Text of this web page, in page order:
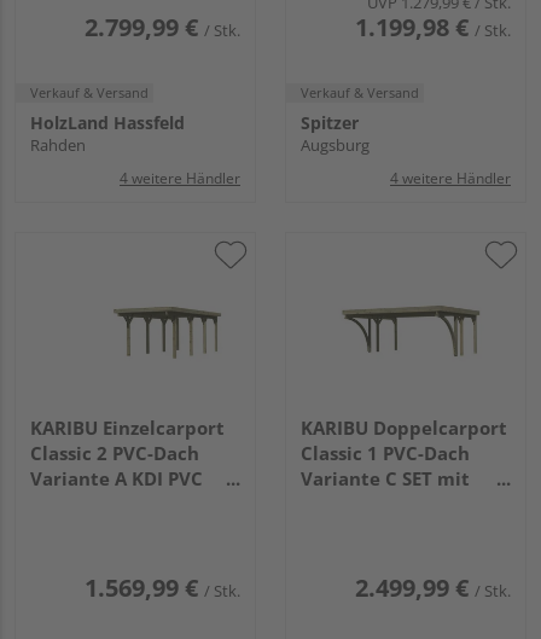
2.799,99 € / Stk.
Verkauf & Versand
HolzLand Hassfeld
Rahden
4 weitere Händler
1.199,98 € / Stk.
Verkauf & Versand
Spitzer
Augsburg
4 weitere Händler
KARIBU Einzelcarport
Classic 2 PVC-Dach
Variante A KDI PVC
1.569,99 € / Stk.
KARIBU Doppelcarport
Classic 1 PVC-Dach
Variante C SET mit
2.499,99 € / Stk.